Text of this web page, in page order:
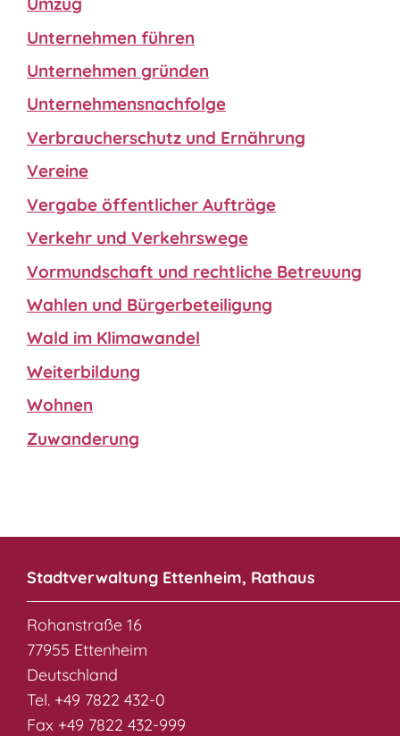
Unternehmen führen
Unternehmen gründen
Unternehmensnachfolge
Verbraucherschutz und Ernährung
Vereine
Vergabe öffentlicher Aufträge
Verkehr und Verkehrswege
Vormundschaft und rechtliche Betreuung
Wahlen und Bürgerbeteiligung
Wald im Klimawandel
Weiterbildung
Wohnen
Zuwanderung
Stadtverwaltung Ettenheim, Rathaus
Rohanstraße 16
77955 Ettenheim
Deutschland
Tel. +49 7822 432-0
Fax +49 7822 432-999